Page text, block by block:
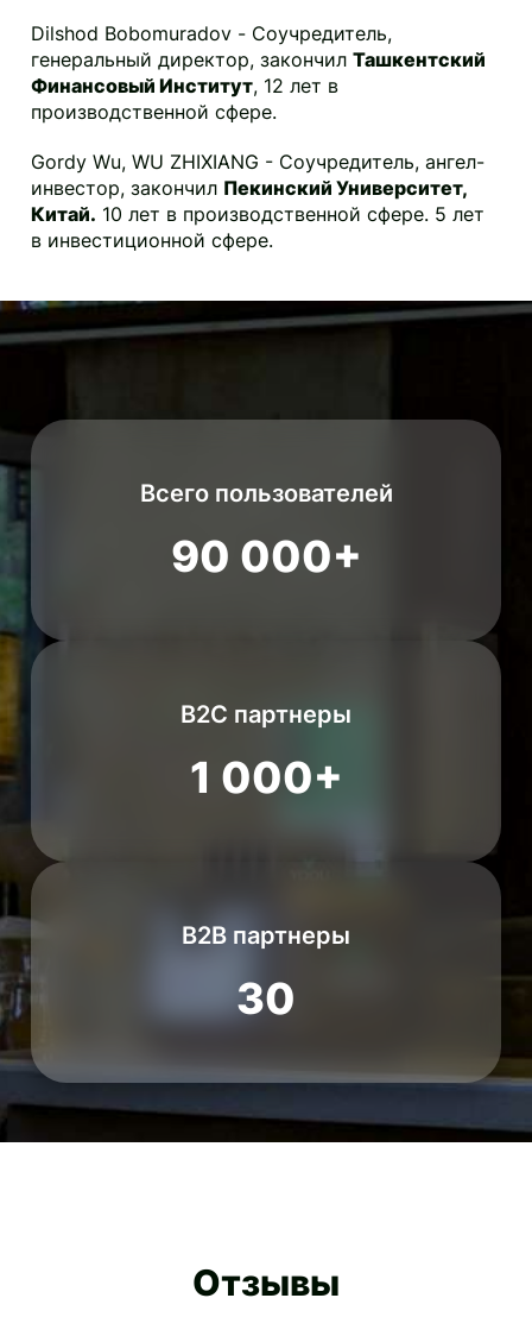
Dilshod Bobomuradov - Соучредитель,
генеральный директор, закончилТашкентский
Финансовый Институт, 12 лет в
производственной сфере.
Gordy Wu, WU ZHIXIANG - Соучредитель, ангел-
инвестор, закончил Пекинский Университет,
Китай. 10 лет в производственной сфере. 5 лет
в инвестиционной сфере.
Всего пользователей
90 000+
B2C партнеры
1 000+
B2B партнеры
30
Отзывы